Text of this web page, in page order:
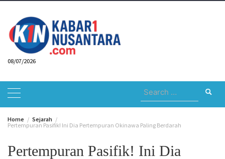
content
08/07/2026
Search
for:
Home
Sejarah
Pertempuran Pasifik! Ini Dia Pertempuran Okinawa Paling Berdarah
Pertempuran Pasifik! Ini Dia